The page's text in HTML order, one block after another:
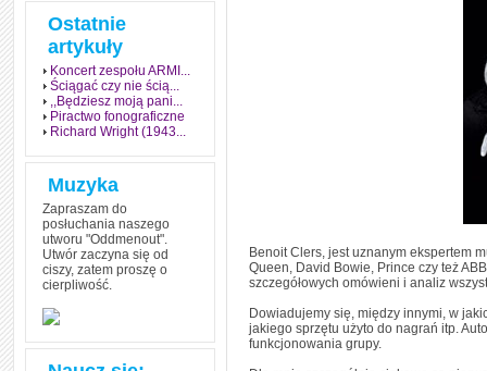
Ostatnie
artykuły
Koncert zespołu ARMI...
Ściągać czy nie ścią...
,,Będziesz moją pani...
Piractwo fonograficzne
Richard Wright (1943...
Muzyka
Zapraszam do
posłuchania naszego
utworu "Oddmenout".
Utwór zaczyna się od
ciszy, zatem proszę o
cierpliwość.
Jak stworzyć fenomen
egzamin? Poznaj metody
Benoit Clers, jest uznanym ekspertem
Queen, David Bowie, Prince czy też
szczegółowych omówieni i analiz
Dowiadujemy się, między innymi, w
jakiego sprzętu użyto do nagrań itp.
funkcjonowania grupy.